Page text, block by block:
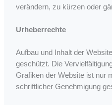
verändern, zu kürzen oder
Urheberrechte
Aufbau und Inhalt der
geschützt. Die
Grafiken der Website ist nur
schriftlicher Genehmigung